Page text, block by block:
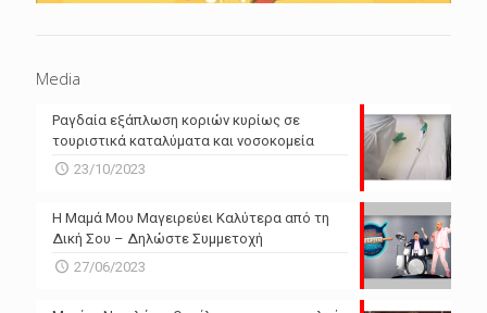
Media
Ραγδαία εξάπλωση κοριών κυρίως σε
τουριστικά καταλύματα και νοσοκομεία
23/10/2023
Η Μαμά Μου Μαγειρεύει Καλύτερα από τη
Δική Σου – Δηλώστε Συμμετοχή
27/06/2023